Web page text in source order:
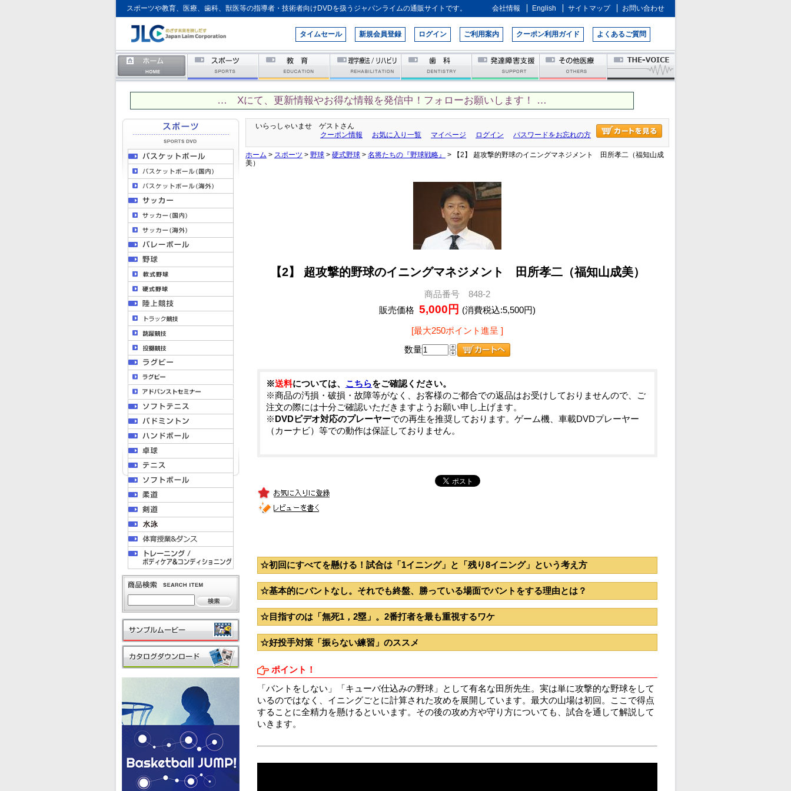
スポーツや教育、医療、歯科、獣医等の指導者・技術者向けDVDを扱うジャパンライムの通販サイトです。 会社情報 English サイトマップ お問い合わせ
タイムセール 新規会員登録 ログイン ご利用案内 クーポン利用ガイド よくあるご質問
… Xにて、更新情報やお得な情報を発信中！フォローお願いします！ …
いらっしゃいませ ゲストさん
クーポン情報
お気に入り一覧 マイページ ログイン パスワードをお忘れの方
ホーム > スポーツ > 野球 > 硬式野球 > 名将たちの『野球戦略』
> 【2】 超攻撃的野球のイニングマネジメント 田所孝二（福知山成
美）
【2】 超攻撃的野球のイニングマネジメント 田所孝二（福知山成美）
商品番号 848-2
販売価格 5,000円 (消費税込:5,500円)
[最大250ポイント進呈 ]
数量
※送料については、 こちらをご確認ください。
※商品の汚損・破損・故障等がなく、お客様のご都合での返品はお受けしておりませんので、ご
注文の際には十分ご確認いただきますようお願い申し上げます。
※DVDビデオ対応のプレーヤーでの再生を推奨しております。ゲーム機、車載DVDプレーヤー
（カーナビ）等での動作は保証しておりません。
☆初回にすべてを懸ける！試合は「1イニング」と「残り8イニング」という考え方
☆基本的にバントなし。それでも終盤、勝っている場面でバントをする理由とは？
☆目指すのは「無死1，2塁」。2番打者を最も重視するワケ
☆好投手対策「振らない練習」のススメ
ポイント！
「バントをしない」「キューバ仕込みの野球」として有名な田所先生。実は単に攻撃的な野球をして
いるのではなく、イニングごとに計算された攻めを展開しています。最大の山場は初回。ここで得点
することに全精力を懸けるといいます。その後の攻め方や守り方についても、試合を通して解説して
いきます。